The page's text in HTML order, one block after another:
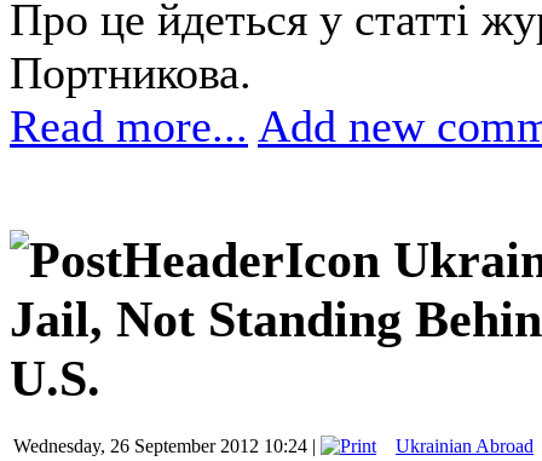
Про це йдеться у статті
Портникова.
Read more... Add new
Jail, Not Standing
U.S.
Wednesday, 26 September 2012 10:24 | Ukrainian Abroad